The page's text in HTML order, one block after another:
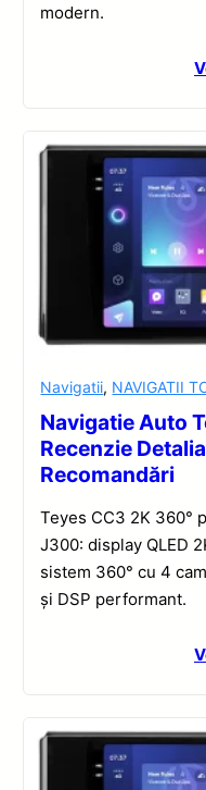
modern.
Navigatii, NAVIGATII
Navigatie Auto
Recenzie
Recomandări
Teyes CC3 2K 360°
J300: display QLED
sistem 360° cu 4
și DSP performant.